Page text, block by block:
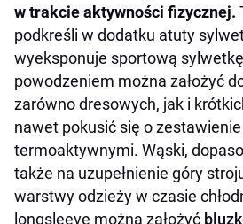
w trakcie aktywności fizycznej.
podkreśli w dodatku atuty
wyeksponuje sportową
powodzeniem można założyć
zarówno dresowych, jak i
nawet pokusić się o
termoaktywnymi. Wąski,
także na uzupełnienie góry
warstwy odzieży w czasie
longsleeve można założyć